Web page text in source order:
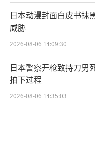
日本动漫封面白皮书抹
威胁
2026-08-06 14:09:30
日本警察开枪致持刀男
拍下过程
2026-08-06 14:35:03